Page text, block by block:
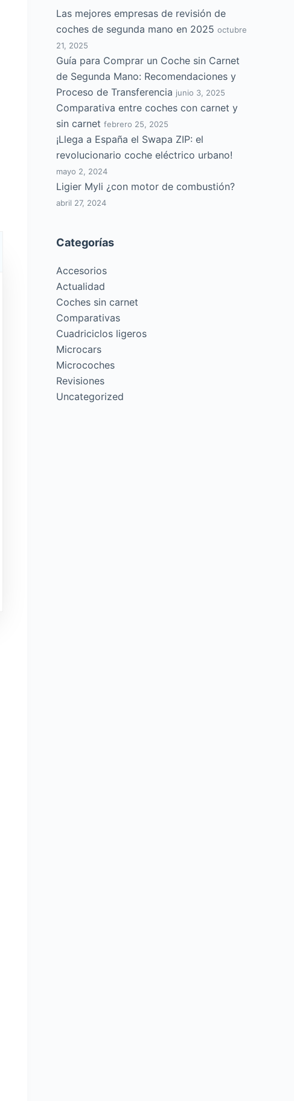
Las mejores empresas de revisión de
coches de segunda mano en 2025 octubre
21, 2025
Guía para Comprar un Coche sin Carnet
de Segunda Mano: Recomendaciones y
Proceso de Transferencia junio 3, 2025
Comparativa entre coches con carnet y
sin carnet febrero 25, 2025
¡Llega a España el Swapa ZIP: el
revolucionario coche eléctrico urbano!
mayo 2, 2024
Ligier Myli ¿con motor de combustión?
abril 27, 2024
Categorías
Accesorios
Actualidad
Coches sin carnet
Comparativas
Cuadriciclos ligeros
Microcars
Microcoches
Revisiones
Uncategorized